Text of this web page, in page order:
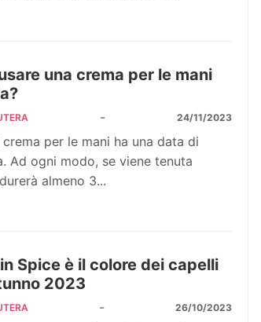
una crema per le mani
- 24/11/2023
crema per le mani ha una data di
Ad ogni modo, se viene tenuta
almeno 3...
Spice è il colore dei capelli
2023
- 26/10/2023